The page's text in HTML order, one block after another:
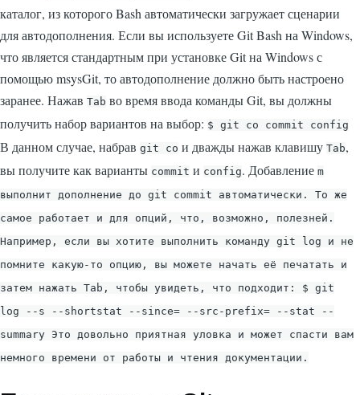
каталог, из которого Bash автоматически загружает сценарии
для автодополнения. Если вы используете Git Bash на Windows,
что является стандартным при установке Git на Windows с
помощью msysGit, то автодополнение должно быть настроено
заранее. Нажав Tab во время ввода команды Git, вы должны
получить набор вариантов на выбор: $ git co commit config
В данном случае, набрав git co и дважды нажав клавишу Tab,
вы получите как варианты commit и config. Добавление m
выполнит дополнение до git commit автоматически. То же
самое работает и для опций, что, возможно, полезней.
Например, если вы хотите выполнить команду git log и не
помните какую-то опцию, вы можете начать её печатать и
затем нажать Tab , чтобы увидеть, что подходит: $ git
log --s --shortstat --since= --src-prefix= --stat --
summary Это довольно приятная уловка и может спасти вам
немного времени от работы и чтения документации.